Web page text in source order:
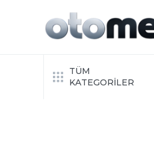
TÜM
KATEGORİLER